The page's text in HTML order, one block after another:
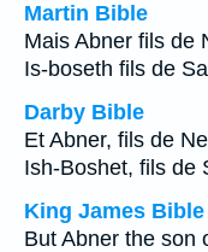
Martin Bible
Mais Abner fils de
Is-boseth fils de
Darby Bible
Et Abner, fils de
Ish-Boshet, fils de
King James Bible
But Abner the son